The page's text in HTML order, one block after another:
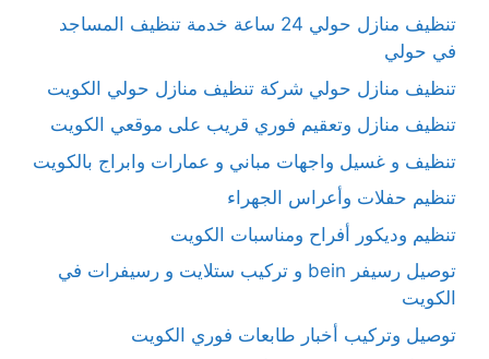
تنظيف منازل حولي 24 ساعة خدمة تنظيف المساجد
في حولي
تنظيف منازل حولي شركة تنظيف منازل حولي الكويت
تنظيف منازل وتعقيم فوري قريب على موقعي الكويت
تنظيف و غسيل واجهات مباني و عمارات وابراج بالكويت
تنظيم حفلات وأعراس الجهراء
تنظيم وديكور أفراح ومناسبات الكويت
توصيل رسيفر bein و تركيب ستلايت و رسيفرات في
الكويت
توصيل وتركيب أخبار طابعات فوري الكويت